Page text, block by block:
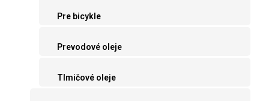
Pre bicykle
Prevodové oleje
Tlmičové oleje